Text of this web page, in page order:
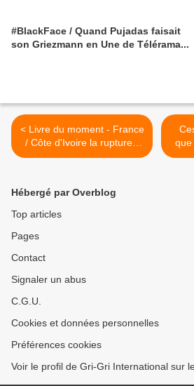
#BlackFace / Quand Pujadas faisait
son Griezmann en Une de Télérama...
< Livre du moment - France
/ Côte d'Ivoire la rupture -
Charles Onana
que
Hébergé par Overblog
Top articles
Pages
Contact
Signaler un abus
C.G.U.
Cookies et données personnelles
Préférences cookies
Voir le profil de Gri-Gri International sur